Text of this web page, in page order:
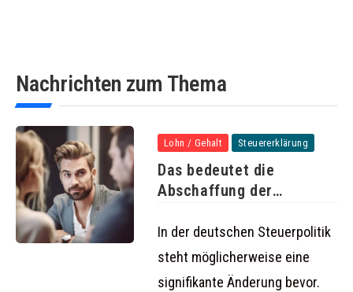
Nachrichten zum Thema
Lohn / Gehalt Steuererklärung
Das bedeutet die
Abschaffung der
In der deutschen Steuerpolitik
steht möglicherweise eine
signifikante Änderung bevor.